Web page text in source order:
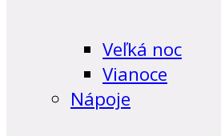
Veľká noc
Vianoce
Nápoje